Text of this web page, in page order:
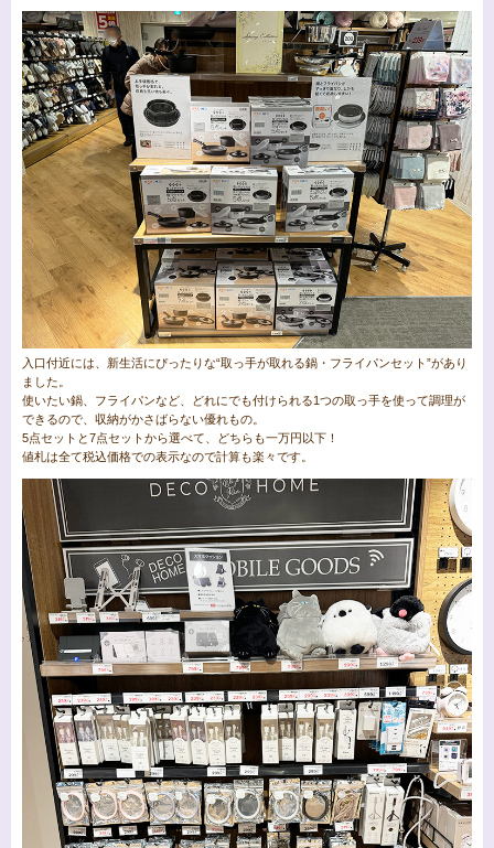
入口付近には、新生活にぴったりな“取っ手が取れる鍋・フライパンセット”があり
ました。
使いたい鍋、フライパンなど、どれにでも付けられる1つの取っ手を使って調理が
できるので、収納がかさばらない優れもの。
5点セットと7点セットから選べて、どちらも一万円以下！
値札は全て税込価格での表示なので計算も楽々です。